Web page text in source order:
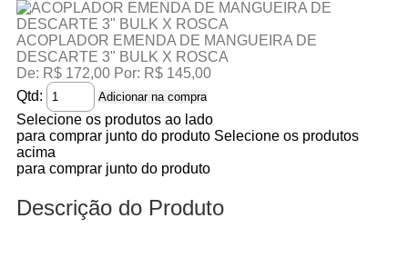
ACOPLADOR EMENDA DE MANGUEIRA DE
DESCARTE 3" BULK X ROSCA
De: R$ 172,00 Por: R$ 145,00
Qtd:
Adicionar na compra
Selecione os produtos ao lado
para comprar junto do produto Selecione os produtos
acima
para comprar junto do produto
Descrição do Produto